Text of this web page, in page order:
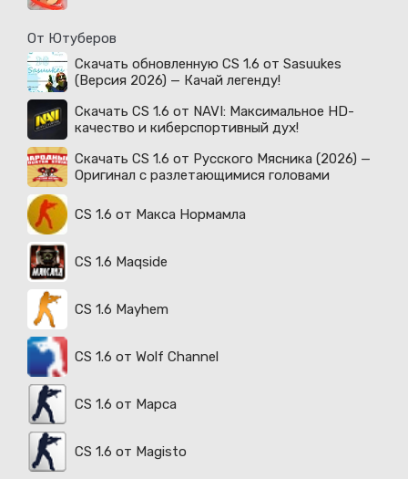
От Ютуберов
Скачать обновленную CS 1.6 от Sasuukes
(Версия 2026) — Качай легенду!
Скачать CS 1.6 от NAVI: Максимальное HD-
качество и киберспортивный дух!
Скачать CS 1.6 от Русского Мясника (2026) —
Оригинал с разлетающимися головами
CS 1.6 от Макса Нормамла
CS 1.6 Maqside
CS 1.6 Mayhem
CS 1.6 от Wolf Channel
CS 1.6 от Марса
CS 1.6 от Magisto